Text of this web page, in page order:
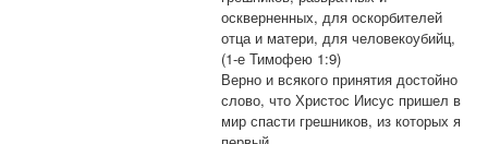
оскверненных, для оскорбителей
отца и матери, для человекоубийц,
(1-е Тимофею 1:9)
Верно и всякого принятия достойно
слово, что Христос Иисус пришел в
мир спасти грешников, из которых я